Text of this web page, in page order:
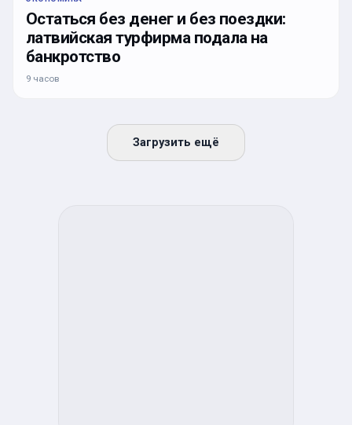
Остаться без денег и без поездки:
латвийская турфирма подала на
банкротство
9 часов
Загрузить ещё